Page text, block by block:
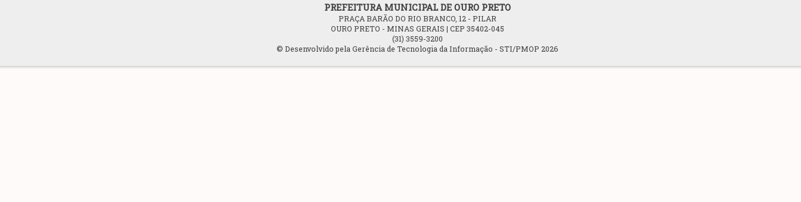
PREFEITURA MUNICIPAL DE OURO PRETO
PRAÇA BARÃO DO RIO BRANCO, 12 - PILAR
OURO PRETO - MINAS GERAIS | CEP 35402-045
(31) 3559-3200
© Desenvolvido pela Gerência de Tecnologia da Informação - STI/PMOP 2026